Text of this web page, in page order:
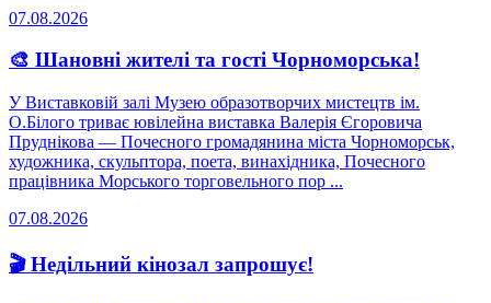
07.08.2026
🎨 Шановні жителі та гості Чорноморська!
У Виставковій залі Музею образотворчих мистецтв ім.
О.Білого триває ювілейна виставка Валерія Єгоровича
Пруднікова — Почесного громадянина міста Чорноморськ,
художника, скульптора, поета, винахідника, Почесного
працівника Морського торговельного пор ...
07.08.2026
🎬 Недільний кінозал запрошує!